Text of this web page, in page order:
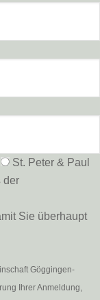
St. Peter & Paul
der
Sie überhaupt
Göggingen-
Ihrer Anmeldung,